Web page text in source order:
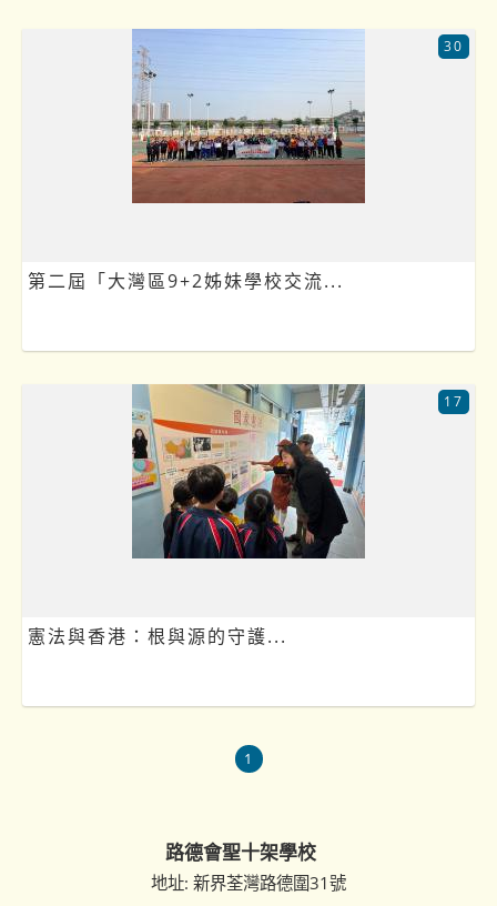
第二屆「大灣區9+2姊妹學校交流...
30
憲法與香港：根與源的守護...
17
1
路德會聖十架學校
地址: 新界荃灣路德圍31號